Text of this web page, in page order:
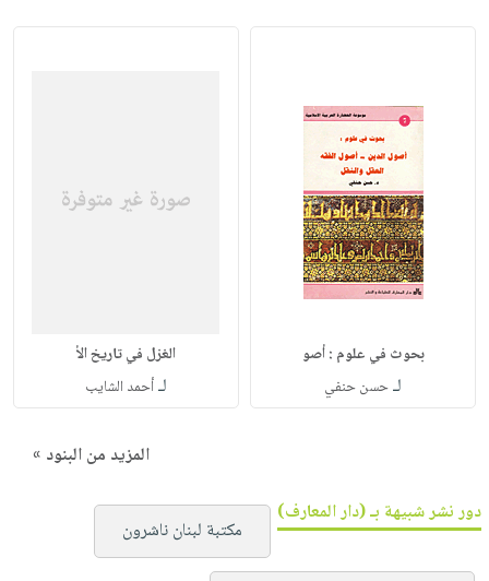
بحوث في علوم : أصو
لـحسن حنفي
الغزل في تاريخ الأ
لـأحمد الشايب
المزيد من البنود »
دور نشر شبيهة بـ (دار المعارف)
مكتبة لبنان ناشرون